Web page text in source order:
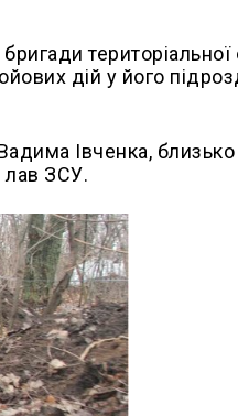
дій у його
Івченка, близько
лав ЗСУ.